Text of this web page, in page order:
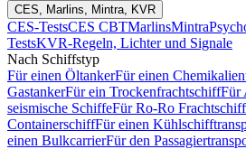
CES, Marlins, Mintra, KVR
CES-TestsCES CBTMarlinsMintra
TestsKVR-Regeln, Lichter und Signale
Nach Schiffstyp
Für einen ÖltankerFür einen
GastankerFür ein TrockenfrachtschiffFür
seismische SchiffeFür Ro-Ro Frachtschiff
ContainerschiffFür einen
einen BulkcarrierFür den